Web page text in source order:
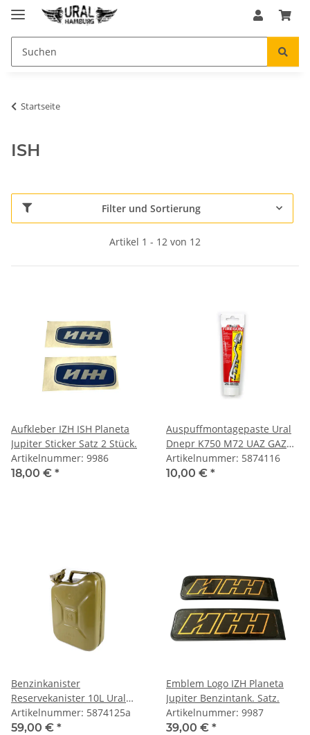
Startseite
ISH
Filter und Sortierung
Artikel 1 - 12 von 12
Aufkleber IZH ISH Planeta
Jupiter Sticker Satz 2 Stück.
Artikelnummer: 9986
18,00 € *
Auspuffmontagepaste Ural
Dnepr K750 M72 UAZ GAZ
Wolga
Artikelnummer: 5874116
10,00 € *
Benzinkanister
Reservekanister 10L Ural
Dnepr K750 M72 UAZ GAZ
Wolga
Artikelnummer: 5874125a
59,00 € *
Emblem Logo IZH Planeta
Jupiter Benzintank. Satz.
Artikelnummer: 9987
39,00 € *